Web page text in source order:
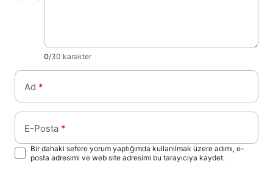
0/30 karakter
Ad *
E-Posta *
Bir dahaki sefere yorum yaptığımda kullanılmak üzere adımı, e-
posta adresimi ve web site adresimi bu tarayıcıya kaydet.